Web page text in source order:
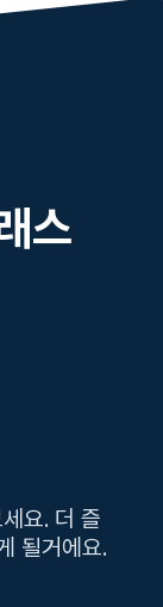
스
요. 더 즐
될거에요.